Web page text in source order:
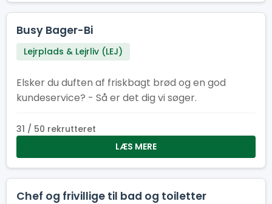
Busy Bager-Bi
Lejrplads & Lejrliv (LEJ)
Elsker du duften af friskbagt brød og en god
kundeservice? - Så er det dig vi søger.
31 / 50 rekrutteret
LÆS MERE
Chef og frivillige til bad og toiletter